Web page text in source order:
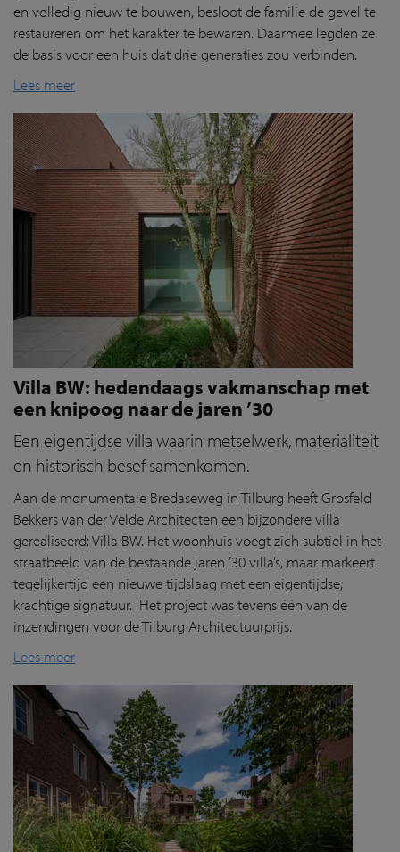
en volledig nieuw te bouwen, besloot de familie de gevel te
restaureren om het karakter te bewaren. Daarmee legden ze
de basis voor een huis dat drie generaties zou verbinden.
Lees meer
Villa BW: hedendaags vakmanschap met
een knipoog naar de jaren ’30
Een eigentijdse villa waarin metselwerk, materialiteit
en historisch besef samenkomen.
Aan de monumentale Bredaseweg in Tilburg heeft Grosfeld
Bekkers van der Velde Architecten een bijzondere villa
gerealiseerd: Villa BW. Het woonhuis voegt zich subtiel in het
straatbeeld van de bestaande jaren ’30 villa’s, maar markeert
tegelijkertijd een nieuwe tijdslaag met een eigentijdse,
krachtige signatuur. Het project was tevens één van de
inzendingen voor de Tilburg Architectuurprijs.
Lees meer